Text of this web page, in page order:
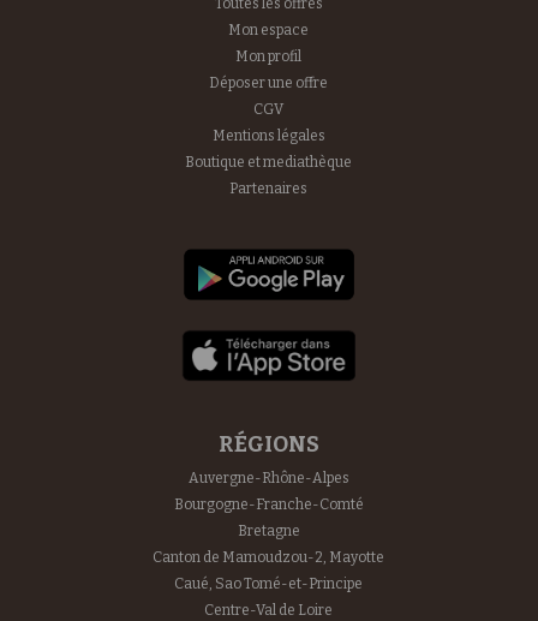
Toutes les offres
Mon espace
Mon profil
Déposer une offre
CGV
Mentions légales
Boutique et mediathèque
Partenaires
RÉGIONS
Auvergne-Rhône-Alpes
Bourgogne-Franche-Comté
Bretagne
Canton de Mamoudzou-2, Mayotte
Caué, Sao Tomé-et-Principe
Centre-Val de Loire